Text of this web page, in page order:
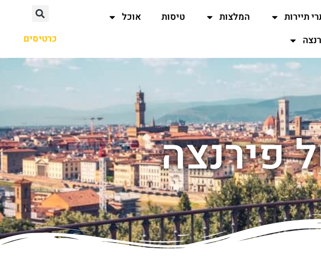
תיירות המלצות טיסות
אוכל
כרטיסים
פירנצה